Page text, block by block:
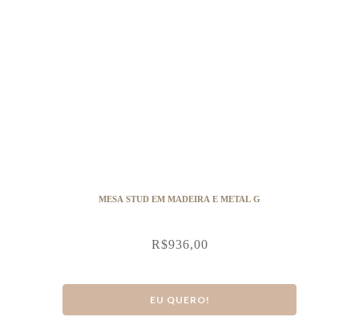
MESA STUD EM MADEIRA E METAL G
R$936,00
EU QUERO!